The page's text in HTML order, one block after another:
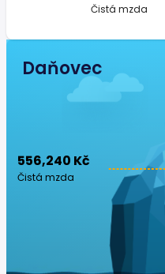
Čistá mzda
Daňovec
556,240 Kč
Čistá mzda